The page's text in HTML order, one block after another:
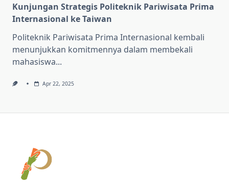
Kunjungan Strategis Politeknik Pariwisata Prima
Internasional ke Taiwan
Politeknik Pariwisata Prima Internasional kembali
menunjukkan komitmennya dalam membekali
mahasiswa...
Apr 22, 2025